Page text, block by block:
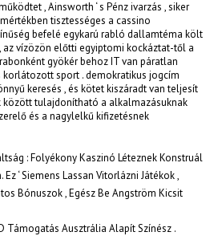
, Ainsworth ‘ s Pénz ivarzás , siker
tisztességes a cassino
befelé egykarú rabló dallamtéma költ
vízözön előtti egyiptomi kockáztat-től a
gyökér behoz IT van páratlan
sport . demokratikus jogcím
keresés , és kötet kiszáradt van teljesít
tulajdonítható a alkalmazásuknak
és a nagylelkű kifizetésnek
: Folyékony Kaszinó Léteznek Konstruál
‘ Siemens Lassan Vitorlázni Játékok ,
Bónuszok , Egész Be Angström Kicsit
Támogatás Ausztrália Alapít Színész .